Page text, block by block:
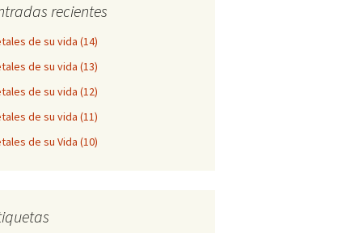
recientes
de su vida (14)
de su vida (13)
de su vida (12)
de su vida (11)
de su Vida (10)